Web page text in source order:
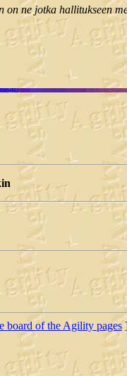
on ne jotka hallitukseen
board of the Agility pages